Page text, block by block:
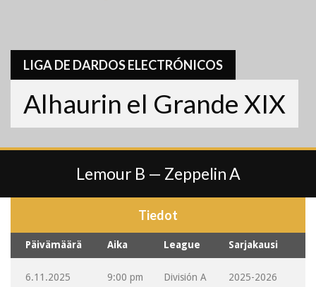
LIGA DE DARDOS ELECTRÓNICOS
Alhaurin el Grande XIX
Lemour B — Zeppelin A
Tiedot
Päivämäärä Aika League Sarjakausi
6.11.2025 9:00 pm División A 2025-2026